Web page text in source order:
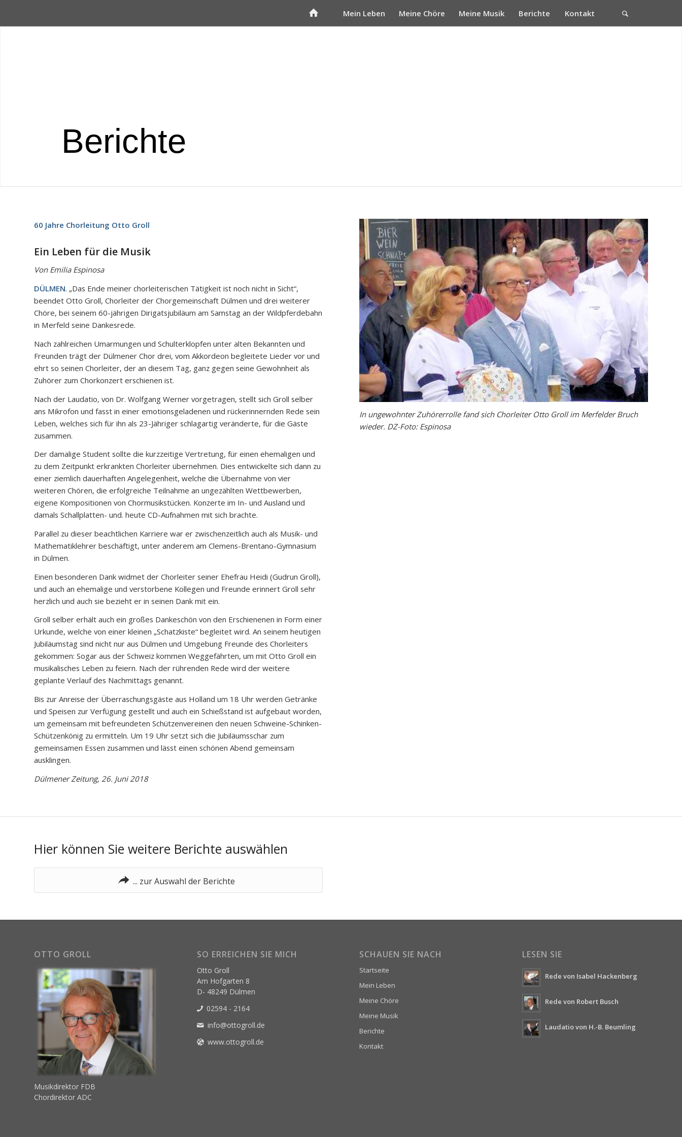
Mein Leben Meine Chöre Meine Musik Berichte Kontakt
Berichte
60 Jahre Chorleitung Otto Groll
Ein Leben für die Musik
Von Emilia Espinosa
DÜLMEN. „Das Ende meiner chorleiterischen Tätigkeit ist noch nicht in Sicht“,
beendet Otto Groll, Chorleiter der Chorgemeinschaft Dülmen und drei weiterer
Chöre, bei seinem 60-jährigen Dirigatsjubiläum am Samstag an der Wildpferdebahn
in Merfeld seine Dankesrede.
Nach zahlreichen Umarmungen und Schulterklopfen unter alten Bekannten und
Freunden trägt der Dülmener Chor drei, vom Akkordeon begleitete Lieder vor und
ehrt so seinen Chorleiter, der an diesem Tag, ganz gegen seine Gewohnheit als
Zuhörer zum Chorkonzert erschienen ist.
Nach der Laudatio, von Dr. Wolfgang Werner vorgetragen, stellt sich Groll selber
ans Mikrofon und fasst in einer emotionsgeladenen und rückerinnernden Rede sein
Leben, welches sich für ihn als 23-Jähriger schlagartig veränderte, für die Gäste
zusammen.
Der damalige Student sollte die kurzzeitige Vertretung, für einen ehemaligen und
zu dem Zeitpunkt erkrankten Chorleiter übernehmen. Dies entwickelte sich dann zu
einer ziemlich dauerhaften Angelegenheit, welche die Übernahme von vier
weiteren Chören, die erfolgreiche Teilnahme an ungezählten Wettbewerben,
eigene Kompositionen von Chormusikstücken. Konzerte im In- und Ausland und
damals Schallplatten- und. heute CD-Aufnahmen mit sich brachte.
Parallel zu dieser beachtlichen Karriere war er zwischenzeitlich auch als Musik- und
Mathematiklehrer beschäftigt, unter anderem am Clemens-Brentano-Gymnasium
in Dülmen.
Einen besonderen Dank widmet der Chorleiter seiner Ehefrau Heidi (Gudrun Groll),
und auch an ehemalige und verstorbene Kollegen und Freunde erinnert Groll sehr
herzlich und auch sie bezieht er in seinen Dank mit ein.
Groll selber erhält auch ein großes Dankeschön von den Erschienenen in Form einer
Urkunde, welche von einer kleinen „Schatzkiste“ begleitet wird. An seinem heutigen
Jubiläumstag sind nicht nur aus Dülmen und Umgebung Freunde des Chorleiters
gekommen: Sogar aus der Schweiz kommen Weggefährten, um mit Otto Groll ein
musikalisches Leben zu feiern. Nach der rührenden Rede wird der weitere
geplante Verlauf des Nachmittags genannt.
Bis zur Anreise der Überraschungsgäste aus Holland um 18 Uhr werden Getränke
und Speisen zur Verfügung gestellt und auch ein Schießstand ist aufgebaut worden,
um gemeinsam mit befreundeten Schützenvereinen den neuen Schweine-Schinken-
Schützenkönig zu ermitteln. Um 19 Uhr setzt sich die Jubiläumsschar zum
gemeinsamen Essen zusammen und lässt einen schönen Abend gemeinsam
ausklingen.
Dülmener Zeitung, 26. Juni 2018
In ungewohnter Zuhörerrolle fand sich Chorleiter Otto Groll im Merfelder Bruch
wieder. DZ-Foto: Espinosa
Hier können Sie weitere Berichte auswählen
... zur Auswahl der Berichte
OTTO GROLL
Musikdirektor FDB
Chordirektor ADC
SO ERREICHEN SIE MICH
Otto Groll
Am Hofgarten 8
D- 48249 Dülmen
02594 - 2164
info@ottogroll.de
www.ottogroll.de
SCHAUEN SIE NACH
Startseite
Mein Leben
Meine Chöre
Meine Musik
Berichte
Kontakt
LESEN SIE
Rede von Isabel Hackenberg
Rede von Robert Busch
Laudatio von H.-B. Beumling